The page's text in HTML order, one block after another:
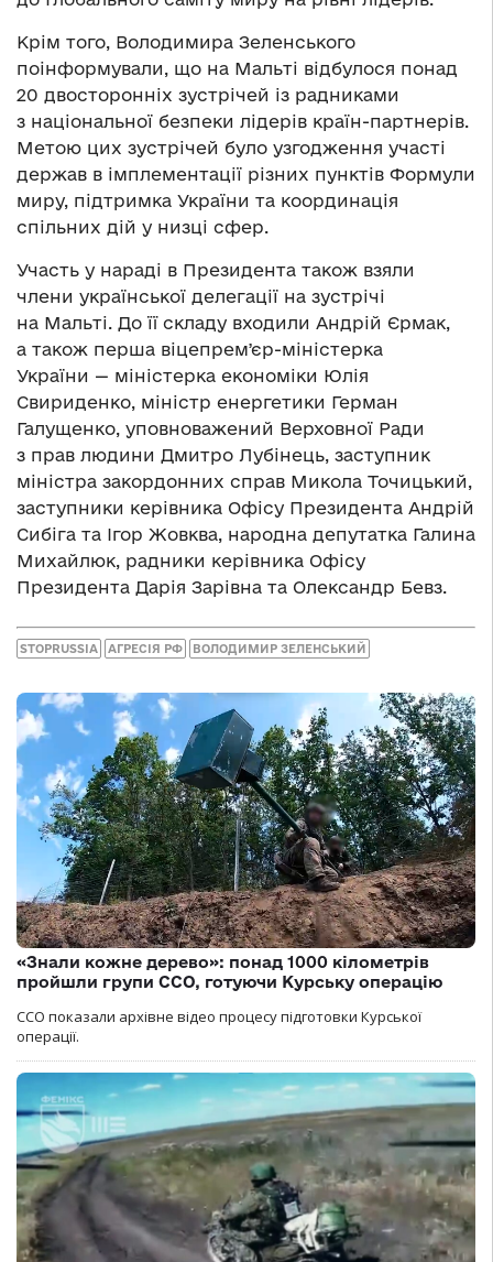
Крім того, Володимира Зеленського
поінформували, що на Мальті відбулося понад
20 двосторонніх зустрічей із радниками
з національної безпеки лідерів країн-партнерів.
Метою цих зустрічей було узгодження участі
держав в імплементації різних пунктів Формули
миру, підтримка України та координація
спільних дій у низці сфер.
Участь у нараді в Президента також взяли
члени української делегації на зустрічі
на Мальті. До її складу входили Андрій Єрмак,
а також перша віцепремʼєр-міністерка
України — міністерка економіки Юлія
Свириденко, міністр енергетики Герман
Галущенко, уповноважений Верховної Ради
з прав людини Дмитро Лубінець, заступник
міністра закордонних справ Микола Точицький,
заступники керівника Офісу Президента Андрій
Сибіга та Ігор Жовква, народна депутатка Галина
Михайлюк, радники керівника Офісу
Президента Дарія Зарівна та Олександр Бевз.
STOPRUSSIA АГРЕСІЯ РФ ВОЛОДИМИР ЗЕЛЕНСЬКИЙ
«Знали кожне дерево»: понад 1000 кілометрів
пройшли групи ССО, готуючи Курську операцію
ССО показали архівне відео процесу підготовки Курської
операції.